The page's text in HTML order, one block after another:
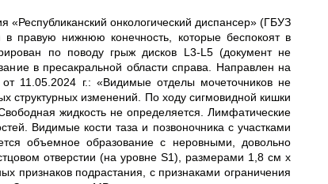
онкологический диспансер» (ГБУЗ
нижнюю конечность, которые беспокоят в
по поводу грыж дисков L3-L5 (документ не
в пресакральной области справа. Направлен на
11.05.2024 г.: «Видимые отделы мочеточников не
структурных изменений. По ходу сигмовидной кишки
жидкость не определяется. Лимфатические
Видимые кости таза и позвоночника с участками
объемное образование с неровными, довольно
отверстии (на уровне S1), размерами 1,8 см х
признаков подрастания, с признаками ограничения